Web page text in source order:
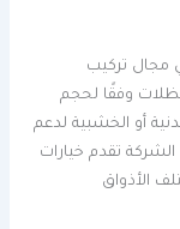
مجال تركيب
وفقًا لحجم
أو الخشبية لدعم
تقدم خيارات
الأذواق